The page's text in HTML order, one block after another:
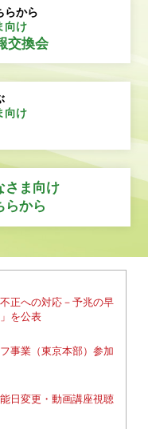
らから
向け
交換会
向け
さま向け
らから
正への対応－予兆の早
を公表
事業（東京本部）参加
日変更・動画講座視聴